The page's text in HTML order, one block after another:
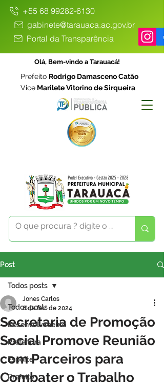
+55 68 99282-6130
gabinete@tarauaca.ac.gov.br
Portal da Transparência
Olá, Bem-vindo a Tarauacá!
Prefeito Rodrigo Damasceno Catão
Vice Marilete Vitorino de Sirqueira
Post
Todos posts
Desenvolvimento
Prefeitura
Esporte
Prefeito
Todos posts
Secretaria de Promoção
Social Promove Reunião
com Parceiros para
Combater o Trabalho
Jones Carlos
8 de fev. de 2024